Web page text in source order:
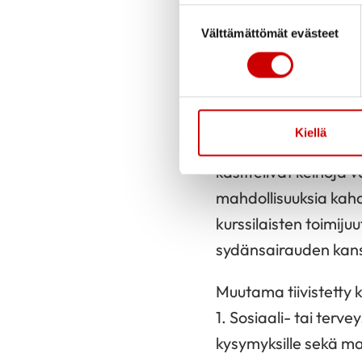
Välttämättömät evästeet
Kiellä
lisää tietoa omasta
ja kokemusten
Into pohtia ja
käsittelivät keinoja
mahdollisuuksia
kurssilaisten
sydänsairauden
Muutama tiivistetty
1. Sosiaali- tai
kysymyksille sekä